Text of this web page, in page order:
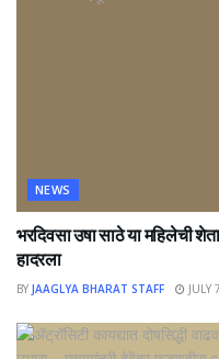
NEWS
भरदिवसा उषा साठे या महिलेची
हादरला
BY JAAGLYA BHARAT STAFF JULY